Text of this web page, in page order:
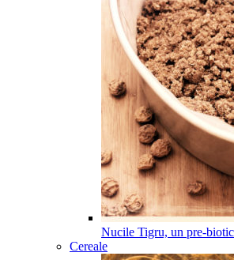
Nucile Tigru, un pre-
Cereale